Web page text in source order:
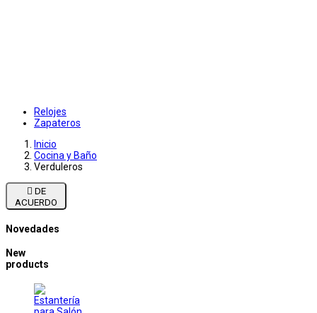
Relojes
Zapateros
Inicio
Cocina y Baño
Verduleros

ACUERDO
Novedades
New
products